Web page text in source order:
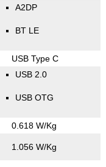
A2DP
BT LE
USB Type C
USB 2.0
USB OTG
0.618 W/Kg
1.056 W/Kg